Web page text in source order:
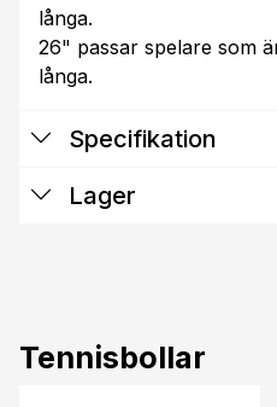
långa.
26" passar spelare som
långa.
Specifikation
Lager
Tennisbollar